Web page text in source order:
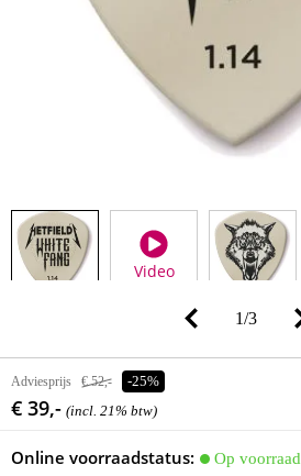
Video
1/3
Adviesprijs € 52,- -25%
€ 39,- (incl. 21% btw)
Online voorraadstatus:
Op voorraad